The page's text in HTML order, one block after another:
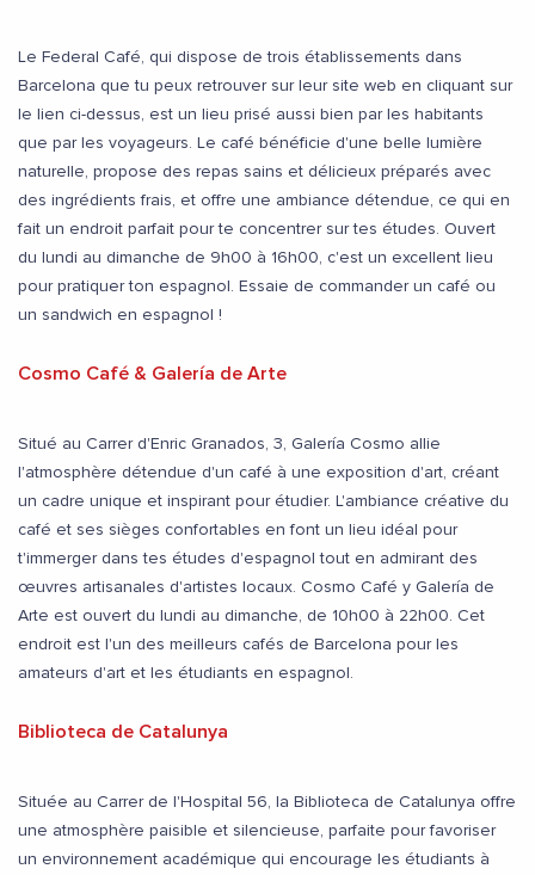
Le Federal Café, qui dispose de trois établissements dans
Barcelona que tu peux retrouver sur leur site web en cliquant sur
le lien ci-dessus, est un lieu prisé aussi bien par les habitants
que par les voyageurs. Le café bénéficie d'une belle lumière
naturelle, propose des repas sains et délicieux préparés avec
des ingrédients frais, et offre une ambiance détendue, ce qui en
fait un endroit parfait pour te concentrer sur tes études. Ouvert
du lundi au dimanche de 9h00 à 16h00, c'est un excellent lieu
pour pratiquer ton espagnol. Essaie de commander un café ou
un sandwich en espagnol !
Cosmo Café & Galería de Arte
Situé au Carrer d'Enric Granados, 3, Galería Cosmo allie
l'atmosphère détendue d'un café à une exposition d'art, créant
un cadre unique et inspirant pour étudier. L'ambiance créative du
café et ses sièges confortables en font un lieu idéal pour
t'immerger dans tes études d'espagnol tout en admirant des
œuvres artisanales d'artistes locaux. Cosmo Café y Galería de
Arte est ouvert du lundi au dimanche, de 10h00 à 22h00. Cet
endroit est l'un des meilleurs cafés de Barcelona pour les
amateurs d'art et les étudiants en espagnol.
Biblioteca de Catalunya
Située au Carrer de l'Hospital 56, la Biblioteca de Catalunya offre
une atmosphère paisible et silencieuse, parfaite pour favoriser
un environnement académique qui encourage les étudiants à